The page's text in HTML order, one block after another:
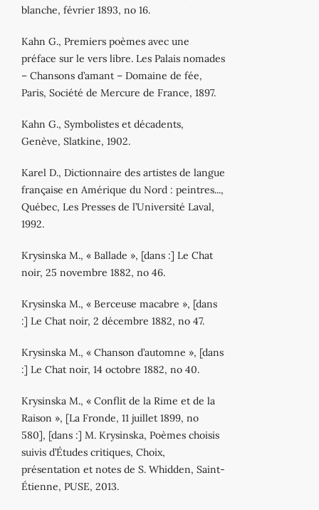
blanche, février 1893, no 16.
Kahn G., Premiers poèmes avec une
préface sur le vers libre. Les Palais nomades
– Chansons d’amant – Domaine de fée,
Paris, Société de Mercure de France, 1897.
Kahn G., Symbolistes et décadents,
Genève, Slatkine, 1902.
Karel D., Dictionnaire des artistes de langue
française en Amérique du Nord : peintres...,
Québec, Les Presses de l’Université Laval,
1992.
Krysinska M., « Ballade », [dans :] Le Chat
noir, 25 novembre 1882, no 46.
Krysinska M., « Berceuse macabre », [dans
:] Le Chat noir, 2 décembre 1882, no 47.
Krysinska M., « Chanson d’automne », [dans
:] Le Chat noir, 14 octobre 1882, no 40.
Krysinska M., « Conflit de la Rime et de la
Raison », [La Fronde, 11 juillet 1899, no
580], [dans :] M. Krysinska, Poèmes choisis
suivis d’Études critiques, Choix,
présentation et notes de S. Whidden, Saint‐
Étienne, PUSE, 2013.